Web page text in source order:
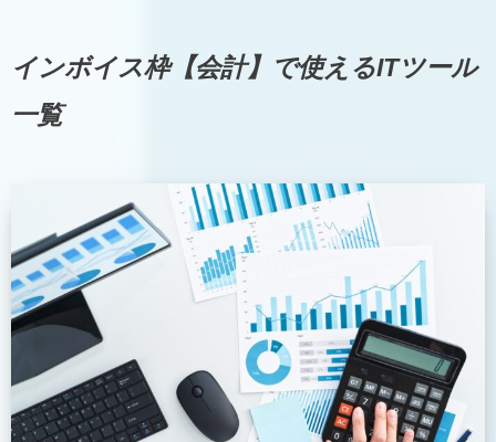
インボイス枠【会計】で使えるITツール
一覧